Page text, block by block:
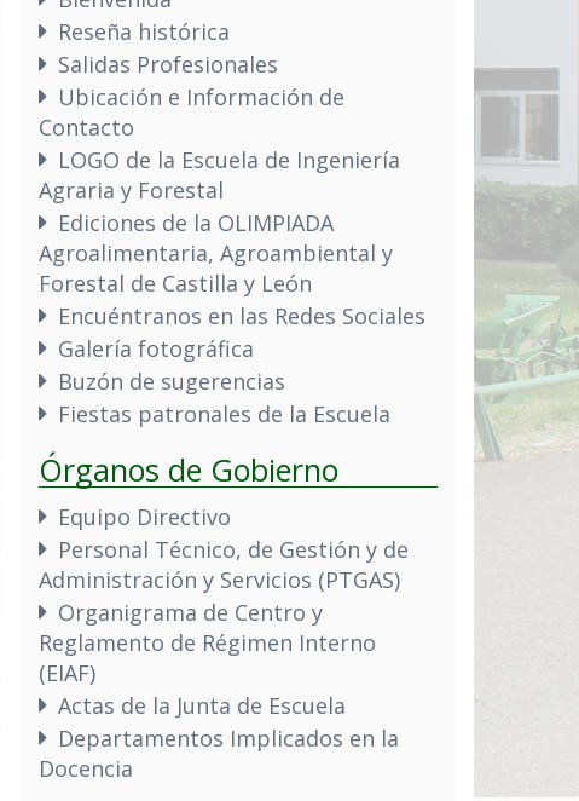
Reseña histórica
Salidas Profesionales
Ubicación e Información de
Contacto
LOGO de la Escuela de Ingeniería
Agraria y Forestal
Ediciones de la OLIMPIADA
Agroalimentaria, Agroambiental y
Forestal de Castilla y León
Encuéntranos en las Redes Sociales
Galería fotográfica
Buzón de sugerencias
Fiestas patronales de la Escuela
Órganos de Gobierno
Equipo Directivo
Personal Técnico, de Gestión y de
Administración y Servicios (PTGAS)
Organigrama de Centro y
Reglamento de Régimen Interno
(EIAF)
Actas de la Junta de Escuela
Departamentos Implicados en la
Docencia